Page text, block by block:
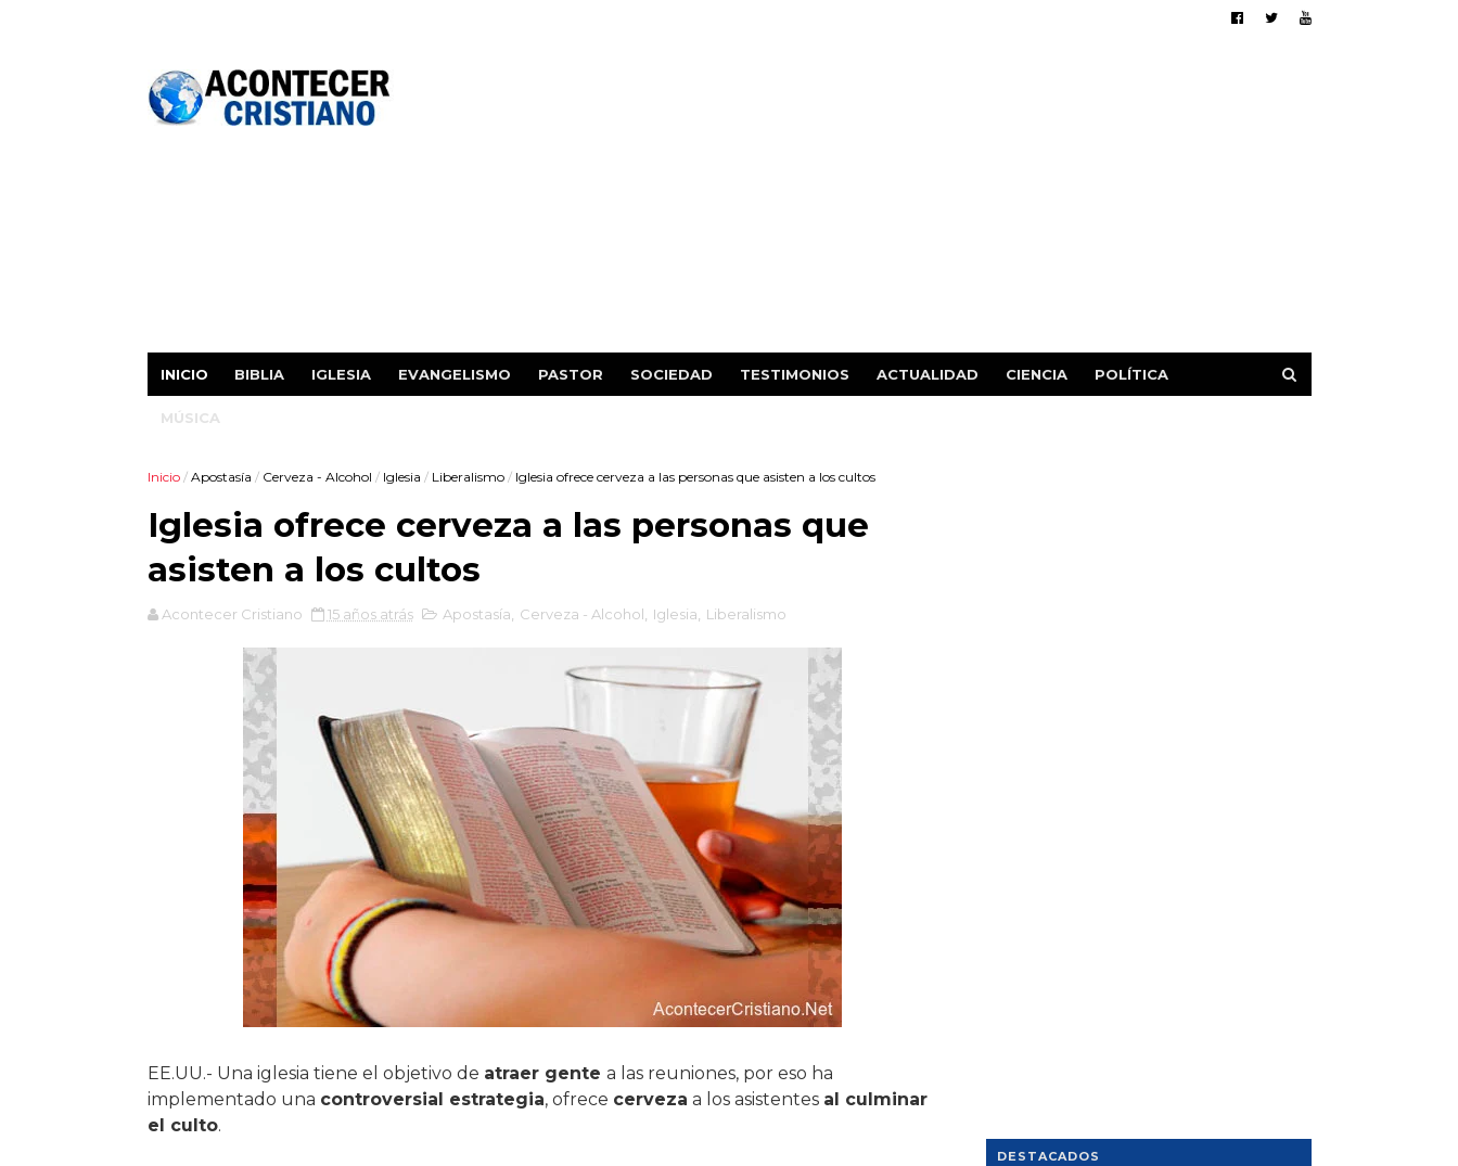
INICIO BIBLIA IGLESIA EVANGELISMO PASTOR SOCIEDAD TESTIMONIOS ACTUALIDAD CIENCIA POLÍTICA
MÚSICA
Inicio / Apostasía / Cerveza - Alcohol / Iglesia / Liberalismo / Iglesia ofrece cerveza a las personas que asisten a los cultos
Iglesia ofrece cerveza a las personas que
asisten a los cultos
Acontecer Cristiano 15 años atrás Apostasía Cerveza - Alcohol Iglesia Liberalismo
EE.UU.- Una iglesia tiene el objetivo de atraer gente a las reuniones, por eso ha
implementado una controversial estrategia, ofrece cerveza a los asistentes al culminar
el culto.
DESTACADOS